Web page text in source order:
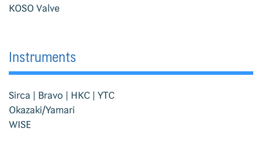
Valve Service
Sitemap
T-Strainer
KOSO Valve
Instruments
Sirca | Bravo | HKC | YTC
Okazaki/Yamari
WISE